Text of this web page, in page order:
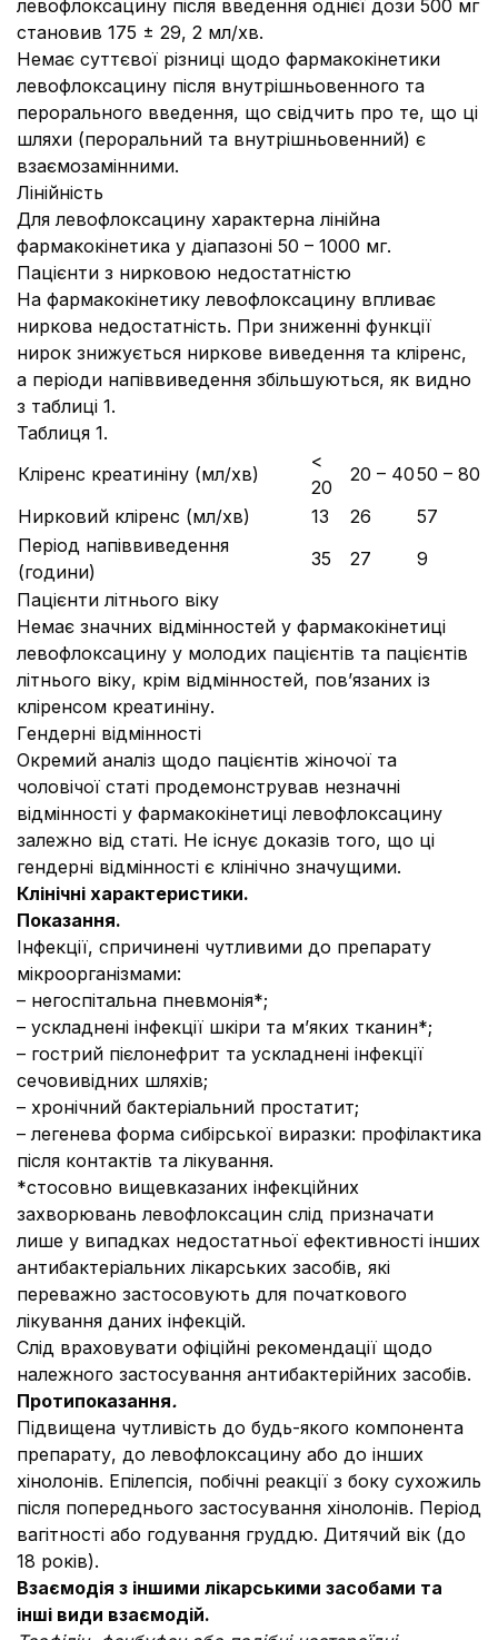
левофлоксацину після введення однієї дози 500 мг
становив 175 ± 29, 2 мл/хв.
Немає суттєвої різниці щодо фармакокінетики
левофлоксацину після внутрішньовенного та
перорального введення, що свідчить про те, що ці
шляхи (пероральний та внутрішньовенний) є
взаємозамінними.
Лінійність
Для левофлоксацину характерна лінійна
фармакокінетика у діапазоні 50 – 1000 мг.
Пацієнти з нирковою недостатністю
На фармакокінетику левофлоксацину впливає
ниркова недостатність. При зниженні функції
нирок знижується ниркове виведення та кліренс,
а періоди напіввиведення збільшуються, як видно
з таблиці 1.
Таблиця 1.
Кліренс креатиніну (мл/хв)
<
20
20 – 4050 – 80
Нирковий кліренс (мл/хв)
13 26
57
Період напіввиведення
(години)
35 27
9
Пацієнти літнього віку
Немає значних відмінностей у фармакокінетиці
левофлоксацину у молодих пацієнтів та пацієнтів
літнього віку, крім відмінностей, пов’язаних із
кліренсом креатиніну.
Гендерні відмінності
Окремий аналіз щодо пацієнтів жіночої та
чоловічої статі продемонстрував незначні
відмінності у фармакокінетиці левофлоксацину
залежно від статі. Не існує доказів того, що ці
гендерні відмінності є клінічно значущими.
Клінічні характеристики.
Показання.
Інфекції, спричинені чутливими до препарату
мікроорганізмами:
– негоспітальна пневмонія*;
– ускладнені інфекції шкіри та м’яких тканин*;
– гострий пієлонефрит та ускладнені інфекції
сечовивідних шляхів;
– хронічний бактеріальний простатит;
– легенева форма сибірської виразки: профілактика
після контактів та лікування.
*стосовно вищевказаних інфекційних
захворювань левофлоксацин слід призначати
лише у випадках недостатньої ефективності інших
антибактеріальних лікарських засобів, які
переважно застосовують для початкового
лікування даних інфекцій.
Слід враховувати офіційні рекомендації щодо
належного застосування антибактерійних засобів.
Протипоказання.
Підвищена чутливість до будь-якого компонента
препарату, до левофлоксацину або до інших
хінолонів. Епілепсія, побічні реакції з боку сухожиль
після попереднього застосування хінолонів. Період
вагітності або годування груддю. Дитячий вік (до
18 років).
Взаємодія з іншими лікарськими засобами та
інші види взаємодій.